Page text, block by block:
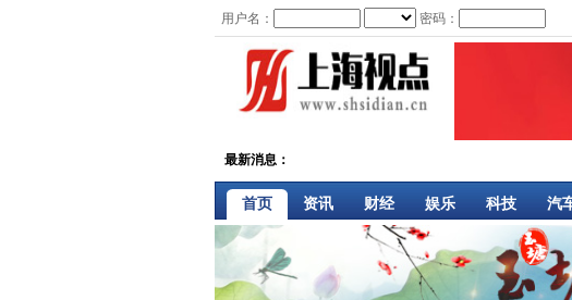
用户名： 密码：
最新消息：
首页 资讯 财经 娱乐 科技 汽